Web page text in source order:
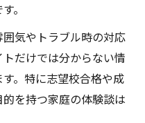
。
気やトラブル時の対応
だけでは分からない情
。特に志望校合格や成
を持つ家庭の体験談は